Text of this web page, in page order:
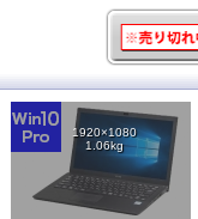
1920×1080
1.06kg